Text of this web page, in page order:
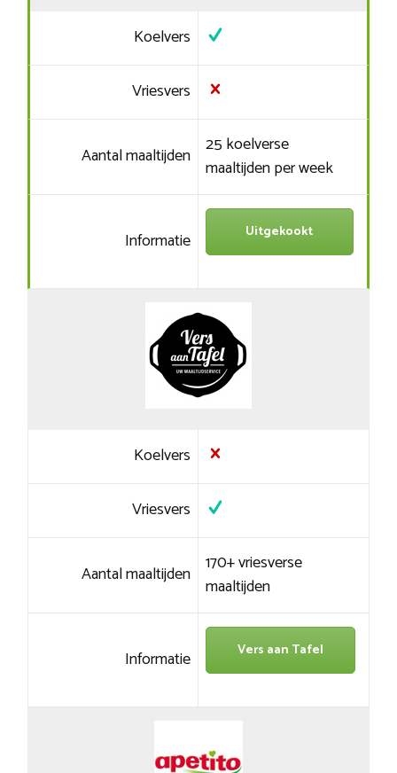
Koelvers
Vriesvers
Aantal maaltijden 25 koelverse
maaltijden per week
Informatie Uitgekookt
Koelvers
Vriesvers
Aantal maaltijden 170+ vriesverse
maaltijden
Informatie Vers aan Tafel